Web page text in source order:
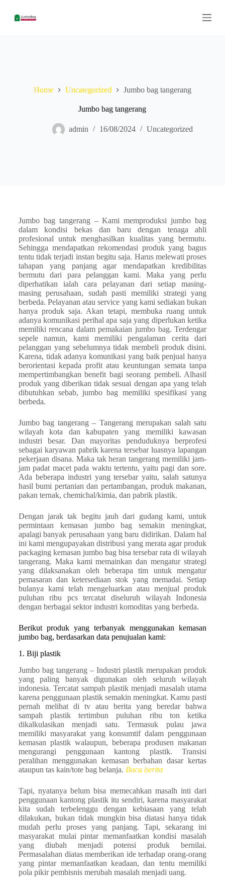
Home Uncategorized Jumbo bag tangerang
Jumbo bag tangerang
admin 16/08/2024 Uncategorized
Jumbo bag tangerang – Kami memproduksi jumbo bag
dalam kondisi bekas dan baru dengan tenaga ahli
profesional untuk menghasilkan kualitas yang bermutu.
Sehingga mendapatkan rekomendasi produk yang bagus
tentu tidak terjadi instan begitu saja. Harus melewati proses
tahapan yang panjang agar mendapatkan kredibilitas
bermutu dari para pelanggan kami. Maka yang perlu
diperhatikan ialah cara pelayanan dari setiap masing-
masing perusahaan, sudah pasti memiliki strategi yang
berbeda. Pelayanan atau service yang kami sediakan bukan
hanya produk saja. Akan tetapi, membuka ruang untuk
adanya komunikasi perihal apa saja yang diperlukan ketika
memiliki rencana dalam pemakaian jumbo bag. Terdengar
sepele namun, kami memiliki pengalaman cerita dari
pelanggan yang sebelumnya tidak membeli produk disini.
Karena, tidak adanya komunikasi yang baik penjual hanya
berorientasi kepada profit atau keuntungan semata tanpa
mempertimbangkan benefit bagi seorang pembeli. Alhasil
produk yang diberikan tidak sesuai dengan apa yang telah
dibutuhkan sebab, jumbo bag memiliki spesifikasi yang
berbeda.
Jumbo bag tangerang – Tangerang merupakan salah satu
wilayah kota dan kabupaten yang memiliki kawasan
industri besar. Dan mayoritas penduduknya berprofesi
sebagai karyawan pabrik karena tersebar luasnya lapangan
pekerjaan disana. Maka tak heran tangerang memiliki jam-
jam padat macet pada waktu tertentu, yaitu pagi dan sore.
Ada beberapa industri yang tersebar yaitu, salah satunya
hasil bumi pertanian dan pertambangan, produk makanan,
pakan ternak, chemichal/kimia, dan pabrik plastik.
Dengan jarak tak begitu jauh dari gudang kami, untuk
permintaan kemasan jumbo bag semakin meningkat,
apalagi banyak perusahaan yang baru didirikan. Dalam hal
ini kami mengupayakan distribusi yang merata agar produk
packaging kemasan jumbo bag bisa tersebar rata di wilayah
tangerang. Maka kami memainkan dan mengatur strategi
yang dilaksanakan oleh beberapa tim untuk mengatur
pemasaran dan ketersediaan stok yang memadai. Setiap
bulanya kami telah mengeluarkan atau menjual produk
puluhan ribu pcs tercatat diseluruh wilayah Indonesia
dengan berbagai sektor industri komoditas yang berbeda.
Berikut produk yang terbanyak menggunakan kemasan
jumbo bag, berdasarkan data penujualan kami:
1. Biji plastik
Jumbo bag tangerang – Industri plastik merupakan produk
yang paling banyak digunakan oleh seluruh wilayah
indonesia. Tercatat sampah plastik menjadi masalah utama
karena penggunaan plastik semakin meningkat. Kamu pasti
pernah melihat di tv atau berita yang beredar bahwa
sampah plastik tertimbun puluhan ribu ton ketika
dikalkulasikan menjadi satu. Termasuk pulau jawa
memiliki masyarakat yang konsumtif dalam penggunaan
kemasan plastik walaupun, beberapa produsen makanan
mengurangi penggunaan kantong plastik. Transisi
peralihan menggunakan kemasan berbahan dasar kertas
ataupun tas kain/tote bag belanja. Baca berita
Tapi, nyatanya belum bisa memecahkan masalh inti dari
penggunaan kantong plastik itu sendiri, karena masyarakat
kita sudah terbelenggu dengan kebiasaan yang telah
dilakukan, bukan tidak mungkin bisa diatasi hanya tidak
mudah perlu proses yang panjang. Tapi, sekarang ini
masyarakat mulai pintar memanfaatkan kondisi masalah
yang diubah menjadi potensi produk bernilai.
Permasalahan diatas memberikan ide terhadap orang-orang
yang pintar memanfaatkan keadaan, dan tentu memiliki
pola pikir pembisnis merubah masalah menjadi uang.